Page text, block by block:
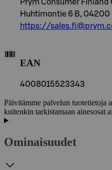
Prym Consumer Finland
Huhtimontie 6 B, 04200
https://
EAN
4008015523343
Päivitämme palvelun tuotetietoja
kuitenkin tarkistamaan ainesosat
Ominaisuudet